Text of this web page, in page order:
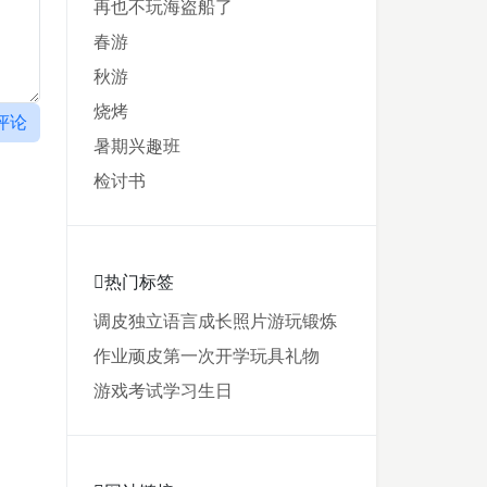
论
再也不玩海盗船了
春游
秋游
烧烤
暑期兴趣班
检讨书
热门标签
调皮独立语言成长照片游玩锻炼
作业顽皮第一次开学玩具礼物
游戏考试学习生日